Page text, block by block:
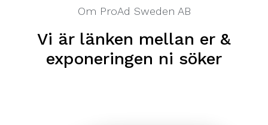
Om ProAd Sweden AB
Vi är länken mellan er &
exponeringen ni söker